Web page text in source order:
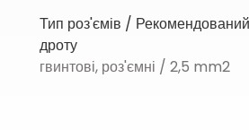
Тип роз'ємів /
дроту
гвинтові, роз'ємні / 2,5 mm2